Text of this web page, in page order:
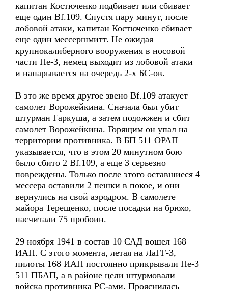
капитан Костюченко подбивает или сбивает
еще один Bf.109. Спустя пару минут, после
лобовой атаки, капитан Костюченко сбивает
еще один мессершмитт. Не ожидая
крупнокалиберного вооружения в носовой
части Пе-3, немец выходит из лобовой атаки
и напарывается на очередь 2-х БС-ов.
В это же время другое звено Bf.109 атакует
самолет Ворожейкина. Сначала был убит
штурман Гаркуша, а затем подожжен и сбит
самолет Ворожейкина. Горящим он упал на
территории противника. В БП 511 ОРАП
указывается, что в этом 20 минутном бою
было сбито 2 Bf.109, а еще 3 серьезно
повреждены. Только после этого оставшиеся 4
мессера оставили 2 пешки в покое, и они
вернулись на свой аэродром. В самолете
майора Терещенко, после посадки на брюхо,
насчитали 75 пробоин.
29 ноября 1941 в состав 10 САД вошел 168
ИАП. С этого момента, летая на ЛаГГ-3,
пилоты 168 ИАП постоянно прикрывали Пе-3
511 ПБАП, а в районе цели штурмовали
войска противника РС-ами. Прояснилась